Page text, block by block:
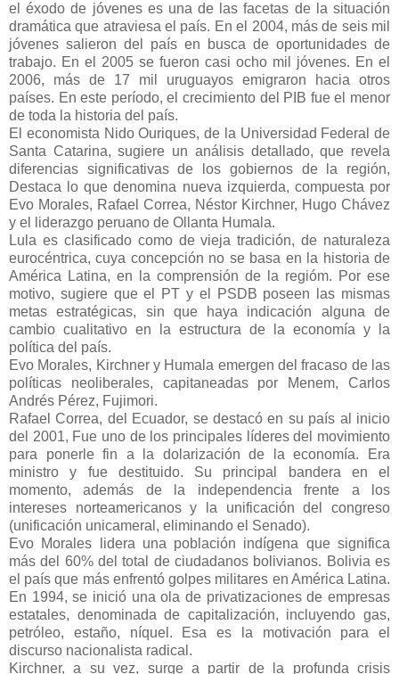
el éxodo de jóvenes es una de las facetas de la situación
dramática que atraviesa el país. En el 2004, más de seis mil
jóvenes salieron del país en busca de oportunidades de
trabajo. En el 2005 se fueron casi ocho mil jóvenes. En el
2006, más de 17 mil uruguayos emigraron hacia otros
países. En este período, el crecimiento del PIB fue el menor
de toda la historia del país.
El economista Nido Ouriques, de la Universidad Federal de
Santa Catarina, sugiere un análisis detallado, que revela
diferencias significativas de los gobiernos de la región,
Destaca lo que denomina nueva izquierda, compuesta por
Evo Morales, Rafael Correa, Néstor Kirchner, Hugo Chávez
y el liderazgo peruano de Ollanta Humala.
Lula es clasificado como de vieja tradición, de naturaleza
eurocéntrica, cuya concepción no se basa en la historia de
América Latina, en la comprensión de la regióm. Por ese
motivo, sugiere que el PT y el PSDB poseen las mismas
metas estratégicas, sin que haya indicación alguna de
cambio cualitativo en la estructura de la economía y la
política del país.
Evo Morales, Kirchner y Humala emergen del fracaso de las
políticas neoliberales, capitaneadas por Menem, Carlos
Andrés Pérez, Fujimori.
Rafael Correa, del Ecuador, se destacó en su país al inicio
del 2001, Fue uno de los principales líderes del movimiento
para ponerle fin a la dolarización de la economía. Era
ministro y fue destituido. Su principal bandera en el
momento, además de la independencia frente a los
intereses norteamericanos y la unificación del congreso
(unificación unicameral, eliminando el Senado).
Evo Morales lidera una población indígena que significa
más del 60% del total de ciudadanos bolivianos. Bolivia es
el país que más enfrentó golpes militares en América Latina.
En 1994, se inició una ola de privatizaciones de empresas
estatales, denominada de capitalización, incluyendo gas,
petróleo, estaño, níquel. Esa es la motivación para el
discurso nacionalista radical.
Kirchner, a su vez, surge a partir de la profunda crisis